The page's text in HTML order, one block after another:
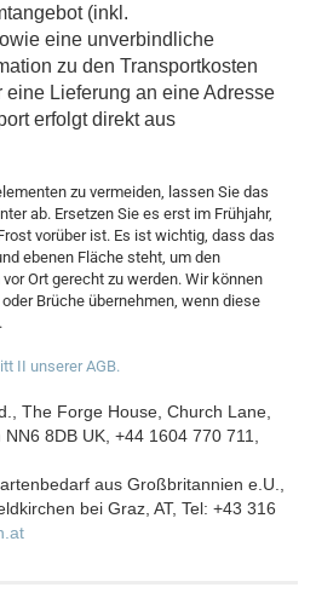
(inkl.
eine unverbindliche
zu den Transportkosten
eine Lieferung an eine Adresse
erfolgt direkt aus
zu vermeiden, lassen Sie das
ab. Ersetzen Sie es erst im Frühjahr,
vorüber ist. Es ist wichtig, dass das
ebenen Fläche steht, um den
Ort gerecht zu werden. Wir können
Brüche übernehmen, wenn diese
II unserer AGB.
The Forge House, Church Lane,
8DB UK, +44 1604 770 711,
aus Großbritannien e.U.,
bei Graz, AT, Tel: +43 316